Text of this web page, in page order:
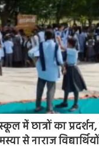
में छात्रों का
से नाराज